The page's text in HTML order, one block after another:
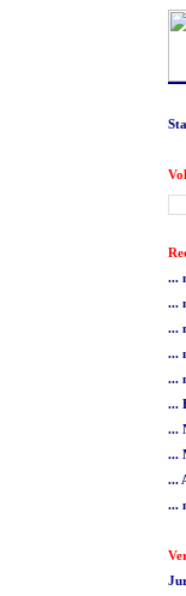
...
...
...
...
...
...
...
...
...
...